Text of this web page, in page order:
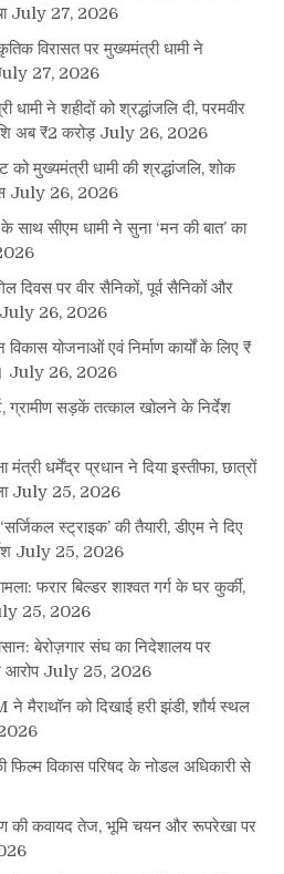
July 27, 2026
विरासत पर मुख्यमंत्री धामी ने
27, 2026
धामी ने शहीदों को श्रद्धांजलि दी, परमवीर
अब ₹2 करोड़ July 26, 2026
को मुख्यमंत्री धामी की श्रद्धांजलि, शोक
July 26, 2026
के साथ सीएम धामी ने सुना ‘मन की बात’ का
दिवस पर वीर सैनिकों, पूर्व सैनिकों और
July 26, 2026
योजनाओं एवं निर्माण कार्यों के लिए ₹
July 26, 2026
ग्रामीण सड़कें तत्काल खोलने के निर्देश
मंत्री धर्मेंद्र प्रधान ने दिया इस्तीफा, छात्रों
July 25, 2026
स्ट्राइक’ की तैयारी, डीएम ने दिए
July 25, 2026
फरार बिल्डर शाश्वत गर्ग के घर कुर्की,
25, 2026
बेरोज़गार संघ का निदेशालय पर
आरोप July 25, 2026
ने मैराथॉन को दिखाई हरी झंडी, शौर्य स्थल
फिल्म विकास परिषद के नोडल अधिकारी से
की कवायद तेज, भूमि चयन और रूपरेखा पर